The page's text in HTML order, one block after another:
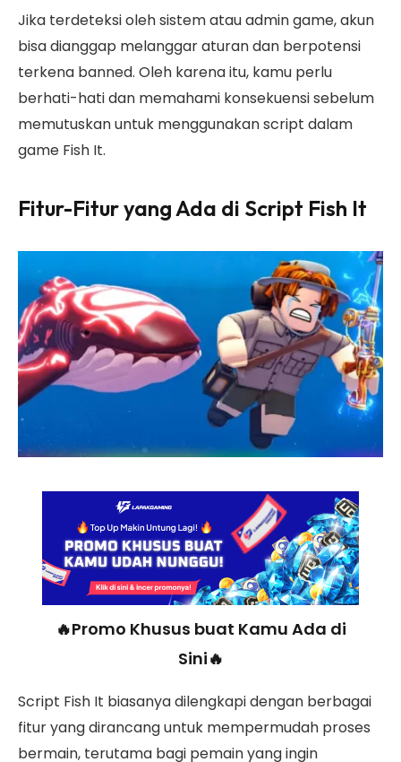
Jika terdeteksi oleh sistem atau admin game, akun
bisa dianggap melanggar aturan dan berpotensi
terkena banned. Oleh karena itu, kamu perlu
berhati-hati dan memahami konsekuensi sebelum
memutuskan untuk menggunakan script dalam
game Fish It.
Fitur-Fitur yang Ada di Script Fish It
🔥Promo Khusus buat Kamu Ada di
Sini🔥
Script Fish It biasanya dilengkapi dengan berbagai
fitur yang dirancang untuk mempermudah proses
bermain, terutama bagi pemain yang ingin